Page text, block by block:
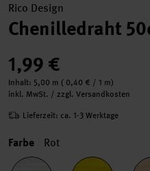
Rico Design
Chenilledraht
1,99 €
Inhalt: 5,00 m ( 0,40 € / 1 m)
inkl. MwSt. / zzgl. Versandkosten
Lieferzeit: ca. 1-3 Werktage
Farbe Rot